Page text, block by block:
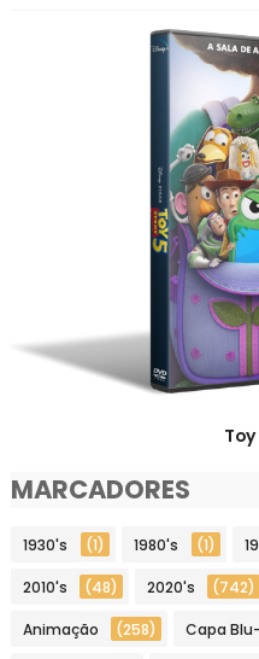
Toy
MARCADORES
1930's (1) 1980's (1)
2010's (48) 2020's (742)
Animação (258) Capa